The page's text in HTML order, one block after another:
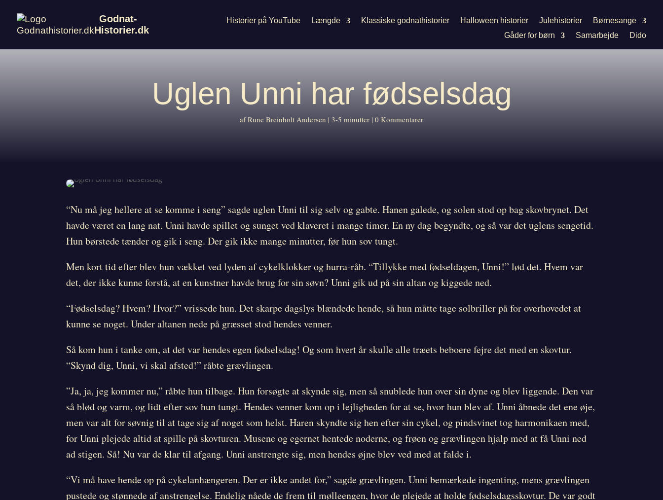
Godnat-
Historier.dk
Historier på YouTube Længde Klassiske godnathistorier Halloween historier Julehistorier
Børnesange
Gåder for børn
Samarbejde Dido
Uglen Unni har fødselsdag
afRune Breinholt Andersen 3-5 minutter 0 Kommentarer
“Nu må jeg hellere at se komme i seng” sagde uglen Unni til sig selv og gabte. Hanen galede, og solen stod op bag skovbrynet. Det
havde været en lang nat. Unni havde spillet og sunget ved klaveret i mange timer. En ny dag begyndte, og så var det uglens sengetid.
Hun børstede tænder og gik i seng. Der gik ikke mange minutter, før hun sov tungt.
Men kort tid efter blev hun vækket ved lyden af cykelklokker og hurra-råb. “Tillykke med fødseldagen, Unni!” lød det. Hvem var
det, der ikke kunne forstå, at en kunstner havde brug for sin søvn? Unni gik ud på sin altan og kiggede ned.
“Fødselsdag? Hvem? Hvor?” vrissede hun. Det skarpe dagslys blændede hende, så hun måtte tage solbriller på for overhovedet at
kunne se noget. Under altanen nede på græsset stod hendes venner.
Så kom hun i tanke om, at det var hendes egen fødselsdag! Og som hvert år skulle alle træets beboere fejre det med en skovtur.
“Skynd dig, Unni, vi skal afsted!” råbte grævlingen.
”Ja, ja, jeg kommer nu,” råbte hun tilbage. Hun forsøgte at skynde sig, men så snublede hun over sin dyne og blev liggende. Den var
så blød og varm, og lidt efter sov hun tungt. Hendes venner kom op i lejligheden for at se, hvor hun blev af. Unni åbnede det ene øje,
men var alt for søvnig til at tage sig af noget som helst. Haren skyndte sig hen efter sin cykel, og pindsvinet tog harmonikaen med,
for Unni plejede altid at spille på skovturen. Musene og egernet hentede noderne, og frøen og grævlingen hjalp med at få Unni ned
ad stigen. Så! Nu var de klar til afgang. Unni anstrengte sig, men hendes øjne blev ved med at falde i.
“Vi må have hende op på cykelanhængeren. Der er ikke andet for,” sagde grævlingen. Unni bemærkede ingenting, mens grævlingen
pustede og stønnede af anstrengelse. Endelig nåede de frem til mølleengen, hvor de plejede at holde fødselsdagsskovtur. De var godt